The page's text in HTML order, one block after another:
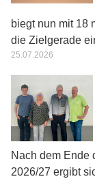
biegt nun mit 18
die Zielgerade
25.07.2026
Nach dem Ende
2026/27 ergibt